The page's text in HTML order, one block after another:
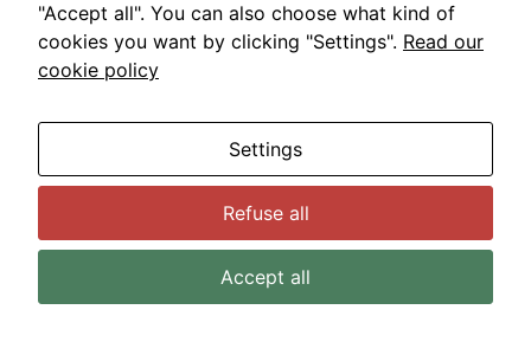
Torna a notícies
ANTERIOR
CONTACTE
press@comet.technology
"Accept all". You can also choose what kind of
cookies you want by clicking "Settings". Read our
cookie policy
Settings
Refuse all
Accept all